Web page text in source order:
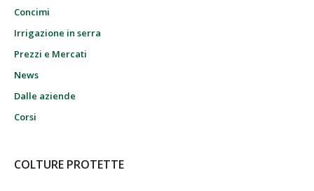
Concimi
Irrigazione in serra
Prezzi e Mercati
News
Dalle aziende
Corsi
COLTURE PROTETTE